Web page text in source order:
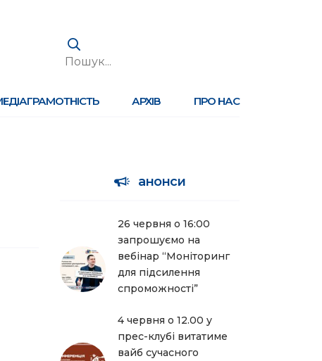
АРХІВ ПРО НАС
анонси
26 червня о 16:00
запрошуємо на
вебінар “Моніторинг
для підсилення
спроможності”
4 червня о 12.00 у
прес-клубі витатиме
вайб сучасного